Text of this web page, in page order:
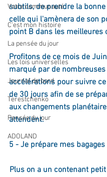
Votre communauté
C'est mon histoire
La pensée du jour
Les lois universelles
Journal de bord
Terestchenko
Pensée du jour
ADOLAND
subtils, de prendre la
celle qui l'amènera de son
point B dans les meilleures
Profitons de ce mois de
marqué par de nombreuses
accélérations pour suivre
de 30 jours afin de se
aux changements
attendent.
5 - Je prépare mes
Plus on a un contenant